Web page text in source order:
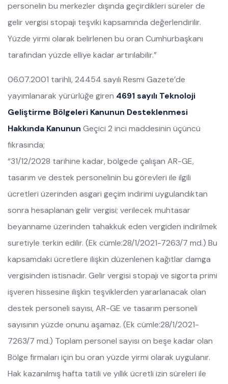
personelin bu merkezler dışında geçirdikleri süreler de
gelir vergisi stopajı teşviki kapsamında değerlendirilir.
Yüzde yirmi olarak belirlenen bu oran Cumhurbaşkanı
tarafından yüzde elliye kadar artırılabilir.”
06.07.2001 tarihli, 24454 sayılı Resmi Gazete’de
yayımlanarak yürürlüğe giren 4691 sayılı Teknoloji
Geliştirme Bölgeleri Kanunun Desteklenmesi
Hakkında Kanunun Geçici 2 inci maddesinin üçüncü
fıkrasında;
“31/12/2028 tarihine kadar, bölgede çalışan AR-GE,
tasarım ve destek personelinin bu görevleri ile ilgili
ücretleri üzerinden asgari geçim indirimi uygulandıktan
sonra hesaplanan gelir vergisi; verilecek muhtasar
beyanname üzerinden tahakkuk eden vergiden indirilmek
suretiyle terkin edilir. (Ek cümle:28/1/2021-7263/7 md.) Bu
kapsamdaki ücretlere ilişkin düzenlenen kağıtlar damga
vergisinden istisnadır. Gelir vergisi stopajı ve sigorta primi
işveren hissesine ilişkin teşviklerden yararlanacak olan
destek personeli sayısı, AR-GE ve tasarım personeli
sayısının yüzde onunu aşamaz. (Ek cümle:28/1/2021-
7263/7 md.) Toplam personel sayısı on beşe kadar olan
Bölge firmaları için bu oran yüzde yirmi olarak uygulanır.
Hak kazanılmış hafta tatili ve yıllık ücretli izin süreleri ile